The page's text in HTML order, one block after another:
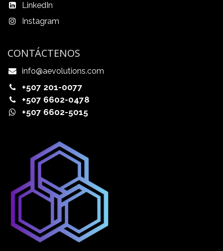
LinkedIn
Instagram
CONTÁCTENOS
info@aevolutions.com
+507 201-0077
+507 6602-0478
+507 6602-5015